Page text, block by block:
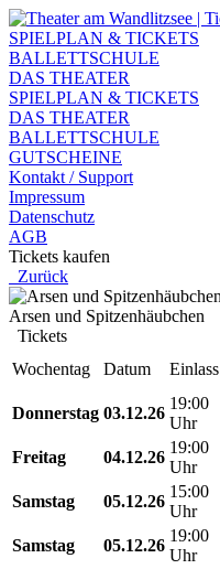
SPIELPLAN & TICKETS
BALLETTSCHULE
DAS THEATER
SPIELPLAN & TICKETS
DAS THEATER
BALLETTSCHULE
GUTSCHEINE
Kontakt / Support
Impressum
Datenschutz
AGB
Tickets kaufen
Zurück
Arsen und Spitzenhäubchen
Tickets
Wochentag
Datum Einlass
Donnerstag 03.12.26
19:00
Uhr
Freitag
04.12.26
19:00
Uhr
Samstag
05.12.26
15:00
Uhr
Samstag
05.12.26
19:00
Uhr